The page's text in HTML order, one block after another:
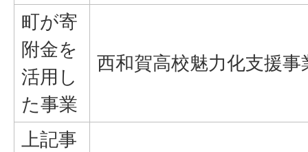
町が寄
附金を
活用し
た事業
西和賀高校魅力化支援事
上記事